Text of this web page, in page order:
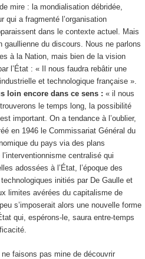
mire : la mondialisation débridée,
qui a fragmenté l’organisation
dans le contexte actuel. Mais
gaullienne du discours. Nous ne parlons
à la Nation, mais bien de la vision
l’État : « Il nous faudra rebâtir une
et technologique française ».
loin encore dans ce sens : « il nous
le temps long, la possibilité
important. On a tendance à l’oublier,
en 1946 le Commissariat Général du
du pays via des plans
centralisé qui
adossées à l’État, l’époque des
initiés par De Gaulle et
limites avérées du capitalisme de
s’imposerait alors une nouvelle forme
qui, espérons-le, saura entre-temps
ne faisons pas mine de découvrir